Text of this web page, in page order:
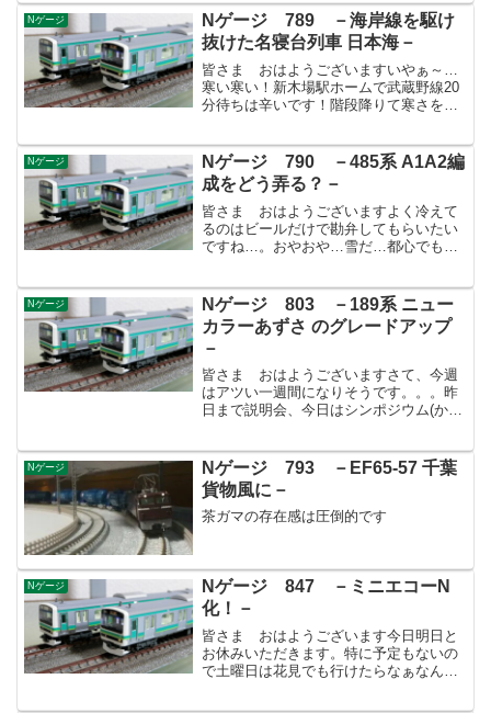
なぁ～…。さて、485系3000番台の上沼
垂色が長野へ廃車回...
Nゲージ
Nゲージ 789 －海岸線を駆け
抜けた名寝台列車 日本海－
皆さま おはようございますいやぁ～…
寒い寒い！新木場駅ホームで武蔵野線20
分待ちは辛いです！階段降りて寒さを凌
日に食すかき揚げそばが美味いのなんの
って(笑)勿論ですが自...
Nゲージ
Nゲージ 790 －485系 A1A2編
成をどう弄る？－
皆さま おはようございますよく冷えて
るのはビールだけで勘弁してもらいたい
ですね…。おやおや…雪だ…都心でもち
すよね。皆様お気を付けください。今年
の雪はいつになく広範囲に...
Nゲージ
Nゲージ 803 －189系 ニュー
カラーあずさ のグレードアップ
－
皆さま おはようございますさて、今週
はアツい一週間になりそうです。。。昨
日まで説明会、今日はシンポジウム(かな
のことですが会社帰りに秋葉原に寄り道
しまして、IMO...
Nゲージ
Nゲージ 793 －EF65-57 千葉
貨物風に－
茶ガマの存在感は圧倒的です
Nゲージ
Nゲージ 847 －ミニエコーN
化！－
皆さま おはようございます今日明日と
お休みいただきます。特に予定もないの
で土曜日は花見でも行けたらなぁなんて